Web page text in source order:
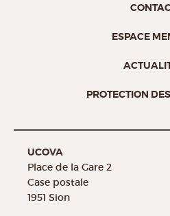
ESPACE
PROTECTION
UCOVA
Place de la Gare 2
Case postale
1951 Sion